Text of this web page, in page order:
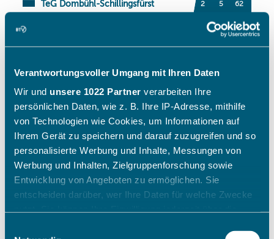
Verantwortungsvoller Umgang mit Ihren Daten
Wir und unsere 1022 Partner verarbeiten Ihre
persönlichen Daten, wie z. B. Ihre IP-Adresse, mithilfe
von Technologien wie Cookies, um Informationen auf
Ihrem Gerät zu speichern und darauf zuzugreifen und so
personalisierte Werbung und Inhalte, Messungen von
Werbung und Inhalten, Zielgruppenforschung sowie
Entwicklung von Angeboten zu ermöglichen. Sie
entscheiden darüber, wer Ihre Daten für welche Zwecke